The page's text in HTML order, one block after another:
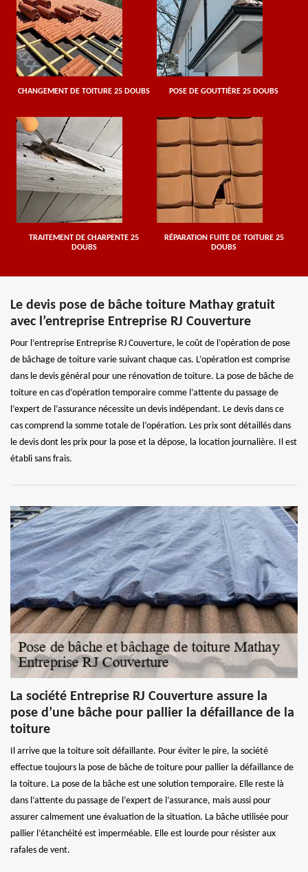
CHANGEMENT DE TOITURE 25 DOUBS POSE DE GOUTTIÈRE 25 DOUBS
TRAITEMENT DE CHARPENTE 25
DOUBS
RÉPARATION FUITE DE TOITURE 25
DOUBS
Le devis pose de bâche toiture Mathay gratuit
avec l’entreprise Entreprise RJ Couverture
Pour l’entreprise Entreprise RJ Couverture, le coût de l’opération de pose
de bâchage de toiture varie suivant chaque cas. L’opération est comprise
dans le devis général pour une rénovation de toiture. La pose de bâche de
toiture en cas d’opération temporaire comme l’attente du passage de
l’expert de l’assurance nécessite un devis indépendant. Le devis dans ce
cas comprend la somme totale de l’opération. Les prix sont détaillés dans
le devis dont les prix pour la pose et la dépose, la location journalière. Il est
établi sans frais.
La société Entreprise RJ Couverture assure la
pose d’une bâche pour pallier la défaillance de la
toiture
Il arrive que la toiture soit défaillante. Pour éviter le pire, la société
effectue toujours la pose de bâche de toiture pour pallier la défaillance de
la toiture. La pose de la bâche est une solution temporaire. Elle reste là
dans l’attente du passage de l’expert de l’assurance, mais aussi pour
assurer calmement une évaluation de la situation. La bâche utilisée pour
pallier l’étanchéité est imperméable. Elle est lourde pour résister aux
rafales de vent.